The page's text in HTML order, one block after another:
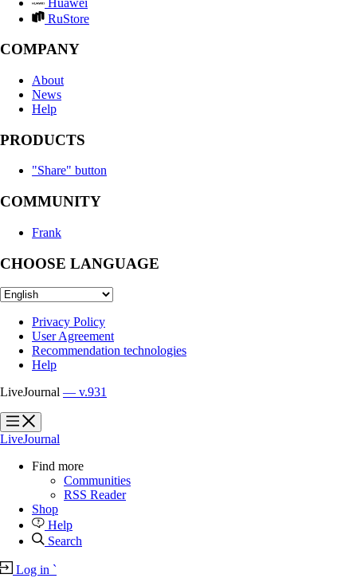
RuStore
COMPANY
About
News
Help
PRODUCTS
"Share" button
COMMUNITY
Frank
CHOOSE LANGUAGE
Privacy Policy
User Agreement
Recommendation technologies
Help
LiveJournal — v.931
?
?
LiveJournal
Find more
Communities
RSS Reader
Shop
Help
Search
Log in `